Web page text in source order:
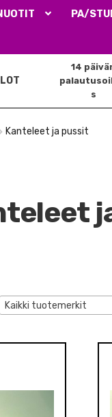
PA/
14
s
Kanteleet ja pussit
Kaikki tuotemerkit